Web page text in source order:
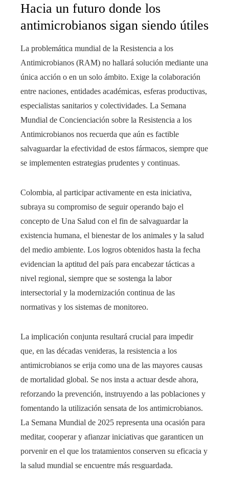
Hacia un futuro donde los
antimicrobianos sigan siendo útiles
La problemática mundial de la Resistencia a los
Antimicrobianos (RAM) no hallará solución mediante una
única acción o en un solo ámbito. Exige la colaboración
entre naciones, entidades académicas, esferas productivas,
especialistas sanitarios y colectividades. La Semana
Mundial de Concienciación sobre la Resistencia a los
Antimicrobianos nos recuerda que aún es factible
salvaguardar la efectividad de estos fármacos, siempre que
se implementen estrategias prudentes y continuas.
Colombia, al participar activamente en esta iniciativa,
subraya su compromiso de seguir operando bajo el
concepto de Una Salud con el fin de salvaguardar la
existencia humana, el bienestar de los animales y la salud
del medio ambiente. Los logros obtenidos hasta la fecha
evidencian la aptitud del país para encabezar tácticas a
nivel regional, siempre que se sostenga la labor
intersectorial y la modernización continua de las
normativas y los sistemas de monitoreo.
La implicación conjunta resultará crucial para impedir
que, en las décadas venideras, la resistencia a los
antimicrobianos se erija como una de las mayores causas
de mortalidad global. Se nos insta a actuar desde ahora,
reforzando la prevención, instruyendo a las poblaciones y
fomentando la utilización sensata de los antimicrobianos.
La Semana Mundial de 2025 representa una ocasión para
meditar, cooperar y afianzar iniciativas que garanticen un
porvenir en el que los tratamientos conserven su eficacia y
la salud mundial se encuentre más resguardada.